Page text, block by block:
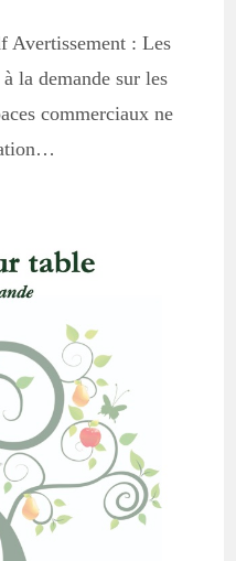
Avertissement : Les
la demande sur les
commerciaux ne